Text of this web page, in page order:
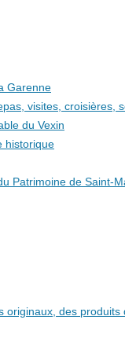
Garenne
visites, croisières,
du Vexin
historique
Patrimoine de Saint-
des